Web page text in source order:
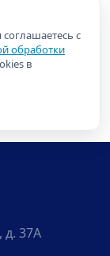
с
обработки
в
д. 37А